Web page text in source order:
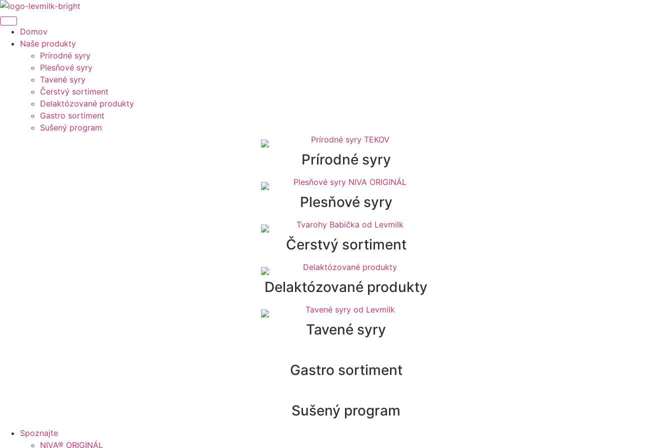
Preskočiť
na
obsahDomov
Naše produkty
Prírodné syry
Plesňové syry
Tavené syry
Čerstvý sortiment
Delaktózované produkty
Gastro sortiment
Sušený program
Prírodné syry
Plesňové syry
Čerstvý sortiment
Delaktózované produkty
Tavené syry
Gastro sortiment
Sušený program
Spoznajte
NIVA® ORIGINÁL